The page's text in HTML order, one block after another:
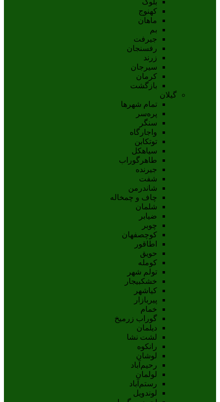
کهنوج
ماهان
بم
جيرفت
رفسنجان
زرند
سيرجان
کرمان
بازگشت
گیلان
تمام شهر‌ها
پره‌سر
سنگر
واجارگاه
توتکابن
سیاهکل
طاهرگوراب
جیرنده
شفت
شاندرمن
چاف و چمخاله
شلمان
ضیابر
چوبر
کوچصفهان
اطاقور
حویق
کومله
تولم شهر
خشکبیجار
کیاشهر
پیربازار
خمام
گوراب زرمیخ
دیلمان
لشت نشا
رانکوه
لوشان
رحیم‌آباد
لولمان
رستم‌آباد
لوندویل